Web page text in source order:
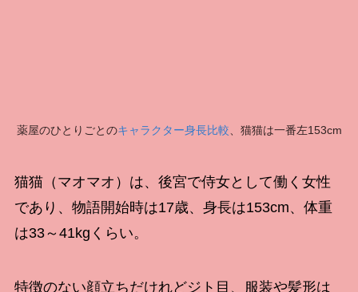
薬屋のひとりごとのキャラクター身長比較 、猫猫は一番左153cm
猫猫（マオマオ）は、後宮で侍女として働く女性
であり、物語開始時は17歳、身長は153cm、体重
は33～41kgくらい。
特徴のない顔立ちだけれどジト目、服装や髪形は